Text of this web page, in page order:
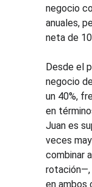
negocio
anuales,
neta de
Desde el
negocio
un 40%,
en
Juan es
veces
combinar
rotación—,
en ambos